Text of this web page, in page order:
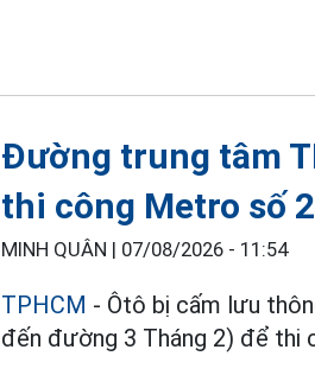
Đường trung tâm
thi công Metro số 2
MINH QUÂN | 07/08/2026 - 11:54
TPHCM - Ôtô bị cấm lưu
đến đường 3 Tháng 2) để thi